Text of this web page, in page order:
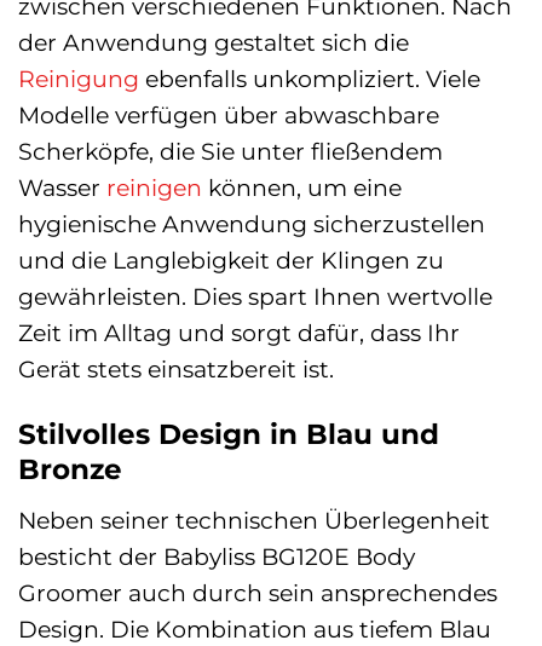
zwischen verschiedenen Funktionen. Nach
der Anwendung gestaltet sich die
Reinigung ebenfalls unkompliziert. Viele
Modelle verfügen über abwaschbare
Scherköpfe, die Sie unter fließendem
Wasser reinigen können, um eine
hygienische Anwendung sicherzustellen
und die Langlebigkeit der Klingen zu
gewährleisten. Dies spart Ihnen wertvolle
Zeit im Alltag und sorgt dafür, dass Ihr
Gerät stets einsatzbereit ist.
Stilvolles Design in Blau und
Bronze
Neben seiner technischen Überlegenheit
besticht der Babyliss BG120E Body
Groomer auch durch sein ansprechendes
Design. Die Kombination aus tiefem Blau